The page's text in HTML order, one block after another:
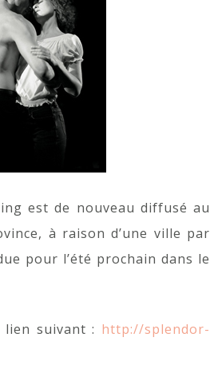
est de nouveau diffusé au
à raison d’une ville par
pour l’été prochain dans le
suivant : http://splendor-